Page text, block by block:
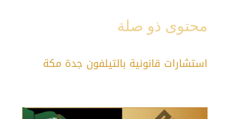
محتوى ذو صلة
استشارات قانونية بالتيلفون جدة مكة